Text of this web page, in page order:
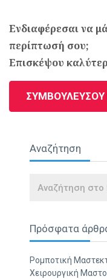
Ενδιαφέρεσαι να
περίπτωσή σου;
Επισκέψου
Αναζήτηση
Πρόσφατα
Ρομποτική
Χειρουργική